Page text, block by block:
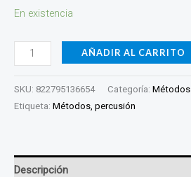
En existencia
AÑADIR AL CARRITO
SKU: 822795136654 Categoría: Métodos
Etiqueta: Métodos, percusión
Descripción